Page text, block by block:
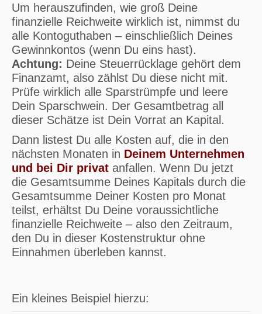
Um herauszufinden, wie groß Deine
finanzielle Reichweite wirklich ist, nimmst du
alle Kontoguthaben – einschließlich Deines
Gewinnkontos (wenn Du eins hast).
Achtung: Deine Steuerrücklage gehört dem
Finanzamt, also zählst Du diese nicht mit.
Prüfe wirklich alle Sparstrümpfe und leere
Dein Sparschwein. Der Gesamtbetrag all
dieser Schätze ist Dein Vorrat an Kapital.
Dann listest Du alle Kosten auf, die in den
nächsten Monaten in Deinem Unternehmen
und bei Dir privat anfallen. Wenn Du jetzt
die Gesamtsumme Deines Kapitals durch die
Gesamtsumme Deiner Kosten pro Monat
teilst, erhältst Du Deine voraussichtliche
finanzielle Reichweite – also den Zeitraum,
den Du in dieser Kostenstruktur ohne
Einnahmen überleben kannst.
Ein kleines Beispiel hierzu: